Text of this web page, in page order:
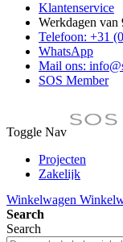
Klantenservice
Werkdagen van
Telefoon: +31
WhatsApp
Mail ons:
SOS Member
Toggle Nav
Projecten
Zakelijk
Toon prijzen
Toon prijzen
Winkelwagen
Search
Search